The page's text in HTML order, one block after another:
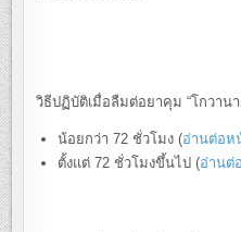
วิธีปฏิบัติเมื่อลืมต่อยาคุม “โกวานา
น้อยกว่า 72 ชั่วโมง (อ่านต่อห
ตั้งแต่ 72 ชั่วโมงขึ้นไป (อ่านต่